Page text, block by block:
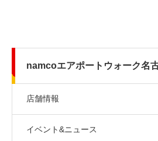
namcoエアポートウォーク名
店舗情報
イベント&ニュース